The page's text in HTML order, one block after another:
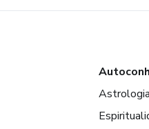
Astrologia